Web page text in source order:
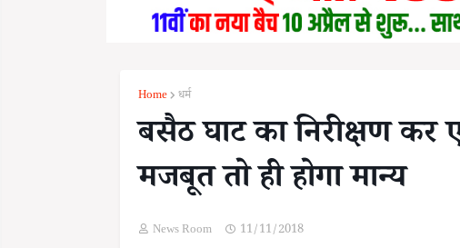
Home धर्म
बसैठ घाट का निरीक्षण कर
मजबूत तो ही होगा मान्य
News Room 11/11/2018